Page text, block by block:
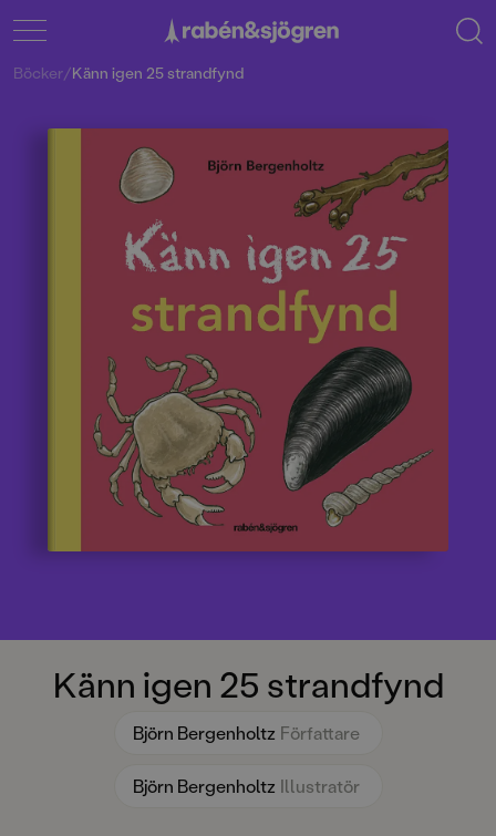
Känn igen 25 strandfynd
Björn Bergenholtz Författare
Björn Bergenholtz Illustratör
Böcker/Känn igen 25 strandfynd